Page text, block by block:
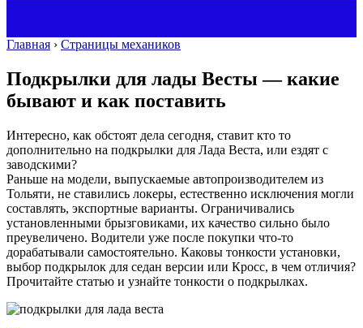
Главная › Страницы механиков
Подкрылки для лады Весты — какие
бывают и как поставить
Интересно, как обстоят дела сегодня, ставит кто то
дополнительно на подкрылки для Лада Веста, или ездят с
заводскими?
Раньше на модели, выпускаемые автопроизводителем из
Тольяти, не ставились локеры, естественно исключения могли
составлять, экспортные варианты. Ограничивались
установленными брызговиками, их качество сильно было
преувеличено. Водители уже после покупки что-то
дорабатывали самостоятельно. Каковы тонкости установки,
выбор подкрылок для седан версии или Кросс, в чем отличия?
Прочитайте статью и узнайте тонкости о подкрылках.